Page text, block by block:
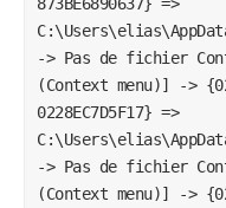
-> Pas de fichier
(Context menu)] ->
0228EC7D5F17} =>
-> Pas de fichier
(Context menu)] ->